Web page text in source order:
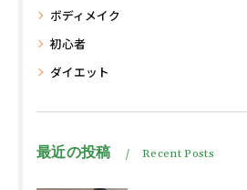
ボディメイク
初心者
ダイエット
最近の投稿 Recent Posts